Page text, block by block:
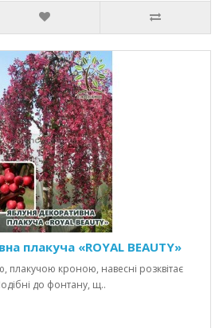
плакуча «ROYAL BEAUTY»
плакучою кроною, навесні розквітає
до фонтану, щ..